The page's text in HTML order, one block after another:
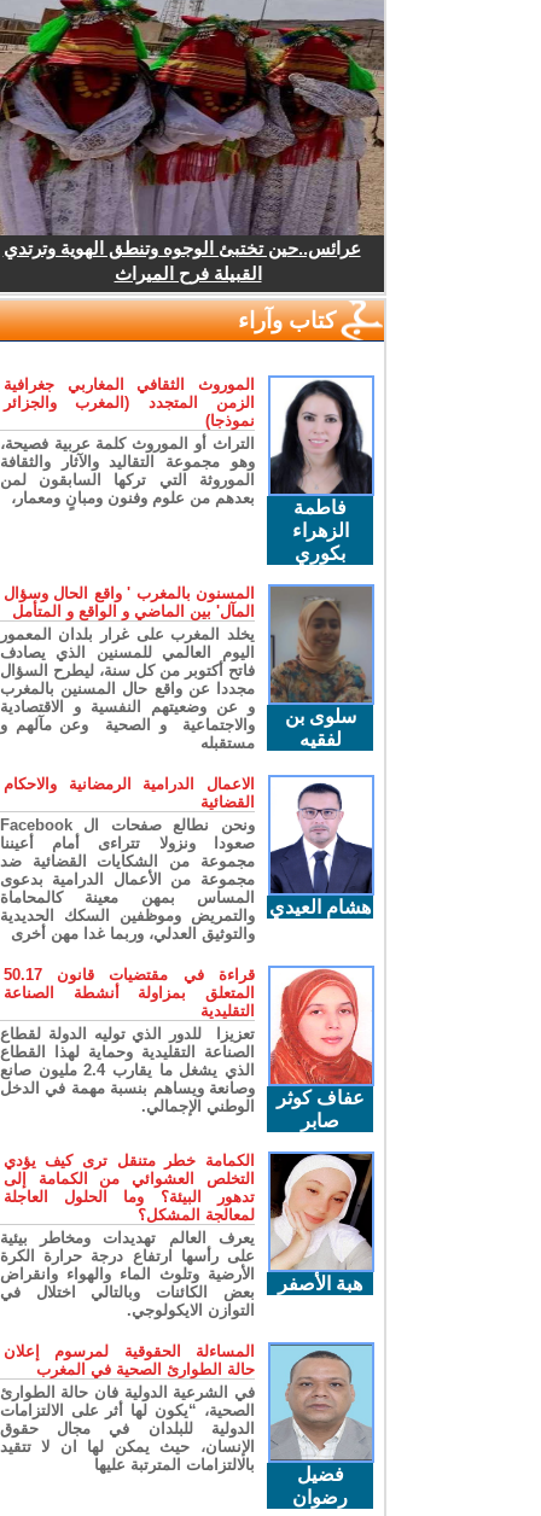
عرائس..حين تختبئ الوجوه وتنطق الهوية وترتدي
القبيلة فرح الميراث
كتاب وآراء
فاطمة
الزهراء
بكوري
الموروث الثقافي المغاربي جغرافية
الزمن المتجدد (المغرب والجزائر
نموذجا)
التراث أو الموروث كلمة عربية فصيحة،
وهو مجموعة التقاليد والآثار والثقافة
الموروثة التي تركها السابقون لمن
بعدهم من علوم وفنون ومبانٍ ومعمار،
سلوى بن
لفقيه
المسنون بالمغرب ' واقع الحال وسؤال
المآل' بين الماضي و الواقع و المتأمل
يخلد المغرب على غرار بلدان المعمور
اليوم العالمي للمسنين الذي يصادف
فاتح أكتوبر من كل سنة، ليطرح السؤال
مجددا عن واقع حال المسنين بالمغرب
و عن وضعيتهم النفسية و الاقتصادية
والاجتماعية و الصحية وعن مآلهم و
مستقبله
هشام العيدي
الاعمال الدرامية الرمضانية والاحكام
القضائية
ونحن نطالع صفحات ال Facebook
صعودا ونزولا تتراءى أمام أعيننا
مجموعة من الشكايات القضائية ضد
مجموعة من الأعمال الدرامية بدعوى
المساس بمهن معينة كالمحاماة
والتمريض وموظفين السكك الحديدية
والتوثيق العدلي، وربما غدا مهن أخرى
عفاف كوثر
صابر
قراءة في مقتضيات قانون 50.17
المتعلق بمزاولة أنشطة الصناعة
التقليدية
تعزيزا للدور الذي توليه الدولة لقطاع
الصناعة التقليدية وحماية لهذا القطاع
الذي يشغل ما يقارب 2.4 مليون صانع
وصانعة ويساهم بنسبة مهمة في الدخل
الوطني الإجمالي.
هبة الأصفر
الكمامة خطر متنقل ترى كيف يؤدي
التخلص العشوائي من الكمامة إلى
تدهور البيئة؟ وما الحلول العاجلة
لمعالجة المشكل؟
يعرف العالم تهديدات ومخاطر بيئية
على رأسها ارتفاع درجة حرارة الكرة
الأرضية وتلوث الماء والهواء وانقراض
بعض الكائنات وبالتالي اختلال في
التوازن الايكولوجي.
فضيل
رضوان
المساءلة الحقوقية لمرسوم إعلان
حالة الطوارئ الصحية في المغرب
في الشرعية الدولية فان حالة الطوارئ
الصحية، “يكون لها أثر على الالتزامات
الدولية للبلدان في مجال حقوق
الإنسان، حيث يمكن لها ان لا تتقيد
بالالتزامات المترتبة عليها